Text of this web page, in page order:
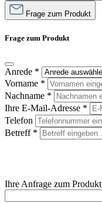
Frage zum Produkt
Frage zum Produkt
Anrede *
Vorname *
Nachname *
Ihre E-Mail-Adresse *
Telefon
Betreff *
Ihre Anfrage zum Produkt